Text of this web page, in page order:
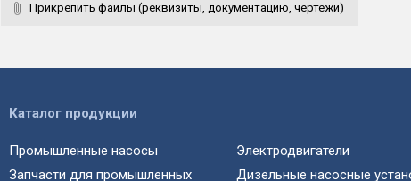
Прикрепить файлы (реквизиты, документацию, чертежи)
Каталог продукции
Промышленные насосы
Запчасти для промышленных
Электродвигатели
Дизельные насосные